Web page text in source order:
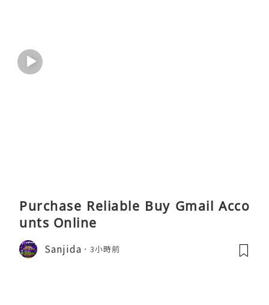
Purchase Reliable Buy Gmail Acco
unts Online
Sanjida 3小時前